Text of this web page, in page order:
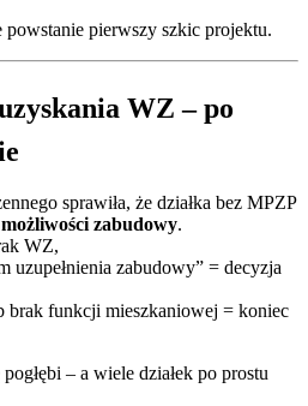
powstanie pierwszy szkic projektu.
WZ – po
sprawiła, że działka bez MPZP
zabudowy.
WZ,
uzupełnienia zabudowy” = decyzja
brak funkcji mieszkaniowej = koniec
– a wiele działek po prostu